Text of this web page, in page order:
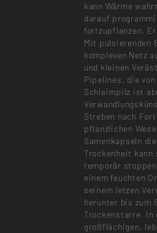
kann Wärme
darauf
fortzupflanzen.
Mit pulsierenden
komplexen Netz
und kleinen
Pipelines, die
Schleimpilz ist
Streben nach
pflanzlichen
Samenkapseln
Trockenheit kann
temporär
einem feuchten
seinem letzen
herunter bis zum
Trockenstarre. In
großflächigen,